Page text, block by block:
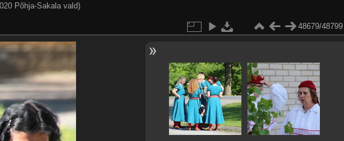
Põhja-Sakala vald)
48679/48799